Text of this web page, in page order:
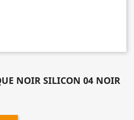
NOIR SILICON 04 NOIR